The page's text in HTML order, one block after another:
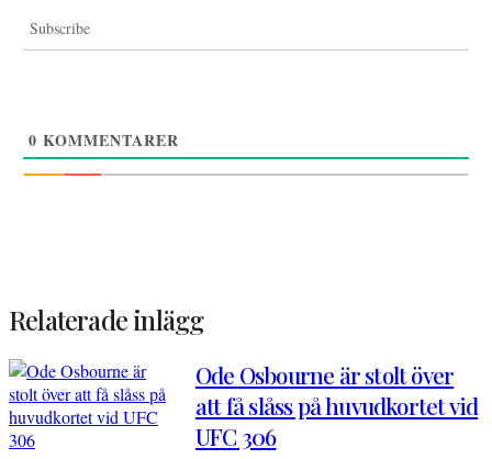
Subscribe
0 KOMMENTARER
Relaterade inlägg
Ode Osbourne är stolt över
att få slåss på huvudkortet vid
UFC 306